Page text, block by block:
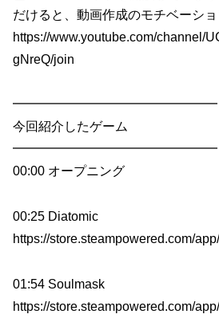
だけると、動画作成のモチベーショ
https://www.youtube.com/channel/
gNreQ/join
━━━━━━━━━━━━━━━━
今回紹介したゲーム
━━━━━━━━━━━━━━━━
00:00 オープニング
00:25 Diatomic
https://store.steampowered.com/
01:54 Soulmask
https://store.steampowered.com/